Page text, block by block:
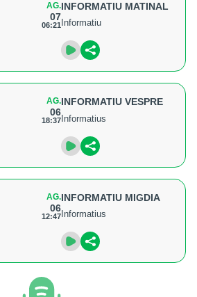
AG.
07
06:21
INFORMATIU MATINAL
Informatiu
AG.
06
18:37
INFORMATIU VESPRE
Informatius
AG.
06
12:47
INFORMATIU MIGDIA
Informatius